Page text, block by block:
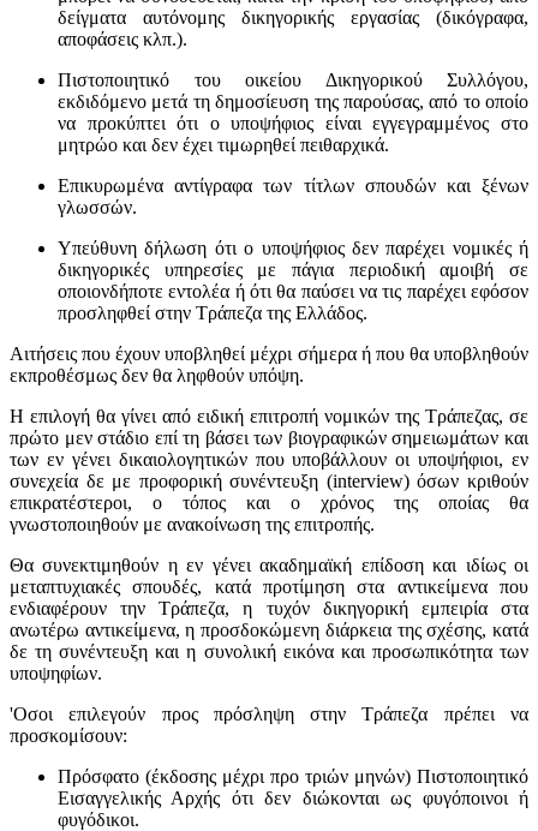
δείγματα αυτόνομης δικηγορικής εργασίας (δικόγραφα,
αποφάσεις κλπ.).
Πιστοποιητικό του οικείου Δικηγορικού Συλλόγου,
εκδιδόμενο μετά τη δημοσίευση της παρούσας, από το οποίο
να προκύπτει ότι ο υποψήφιος είναι εγγεγραμμένος στο
μητρώο και δεν έχει τιμωρηθεί πειθαρχικά.
Επικυρωμένα αντίγραφα των τίτλων σπουδών και ξένων
γλωσσών.
Υπεύθυνη δήλωση ότι ο υποψήφιος δεν παρέχει νομικές ή
δικηγορικές υπηρεσίες με πάγια περιοδική αμοιβή σε
οποιονδήποτε εντολέα ή ότι θα παύσει να τις παρέχει εφόσον
προσληφθεί στην Τράπεζα της Ελλάδος.
Αιτήσεις που έχουν υποβληθεί μέχρι σήμερα ή που θα υποβληθούν
εκπροθέσμως δεν θα ληφθούν υπόψη.
Η επιλογή θα γίνει από ειδική επιτροπή νομικών της Τράπεζας, σε
πρώτο μεν στάδιο επί τη βάσει των βιογραφικών σημειωμάτων και
των εν γένει δικαιολογητικών που υποβάλλουν οι υποψήφιοι, εν
συνεχεία δε με προφορική συνέντευξη (interview) όσων κριθούν
επικρατέστεροι, ο τόπος και ο χρόνος της οποίας θα
γνωστοποιηθούν με ανακοίνωση της επιτροπής.
Θα συνεκτιμηθούν η εν γένει ακαδημαϊκή επίδοση και ιδίως οι
μεταπτυχιακές σπουδές, κατά προτίμηση στα αντικείμενα που
ενδιαφέρουν την Τράπεζα, η τυχόν δικηγορική εμπειρία στα
ανωτέρω αντικείμενα, η προσδοκώμενη διάρκεια της σχέσης, κατά
δε τη συνέντευξη και η συνολική εικόνα και προσωπικότητα των
υποψηφίων.
'Οσοι επιλεγούν προς πρόσληψη στην Τράπεζα πρέπει να
προσκομίσουν:
Πρόσφατο (έκδοσης μέχρι προ τριών μηνών) Πιστοποιητικό
Εισαγγελικής Αρχής ότι δεν διώκονται ως φυγόποινοι ή
φυγόδικοι.